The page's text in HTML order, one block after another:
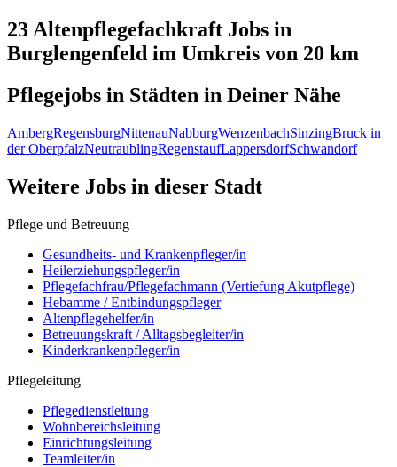
23 Altenpflegefachkraft Jobs in
Burglengenfeld im Umkreis von 20 km
Pflegejobs in Städten in Deiner Nähe
AmbergRegensburgNittenauNabburgWenzenbachSinzingBruck in
der OberpfalzNeutraublingRegenstaufLappersdorfSchwandorf
Weitere Jobs in dieser Stadt
Pflege und Betreuung
Gesundheits- und Krankenpfleger/in
Heilerziehungspfleger/in
Pflegefachfrau/Pflegefachmann (Vertiefung Akutpflege)
Hebamme / Entbindungspfleger
Altenpflegehelfer/in
Betreuungskraft / Alltagsbegleiter/in
Kinderkrankenpfleger/in
Pflegeleitung
Pflegedienstleitung
Wohnbereichsleitung
Einrichtungsleitung
Teamleiter/in